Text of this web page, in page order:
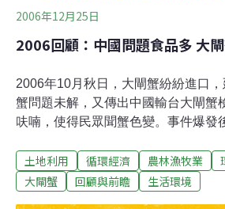
2006年12月25日
2006回顧：中國問題食品多 大
2006年10月秋日，大閘蟹紛紛進口
蟹問題未解，又傳出中國輸台大閘蟹
呋喃，使得民眾聞蟹色變。事件爆發
16日，恐怕早已流入市面，進入消費
表示，進口大閘蟹擁有大陸官方、台
土地利用 循環經濟 農林漁牧業
大閘蟹
回顧與前瞻 生活環境